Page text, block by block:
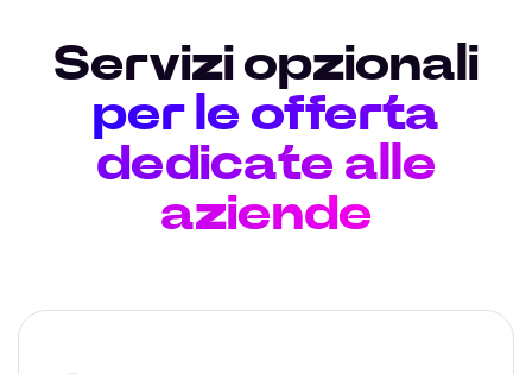
Servizi opzionali
per le offerta
dedicate alle
aziende